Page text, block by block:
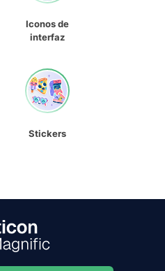
Iconos de
interfaz
Stickers